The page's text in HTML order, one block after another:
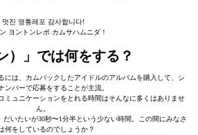
멋진 영통레포 감사합니다!
ヨントンレポ カムサハムニダ！
）」では何をする？
には、カムバックしたアイドルのアルバムを購入して、シ
ンバーで応募をすることが主流。
ミュニケーションをとれる時間はそんなに多くはありませ
ん。
いたいが30秒〜1分半という少ない時間。この間にみなさ
何をしているのでしょうか？